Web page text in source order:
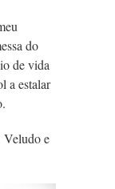
do
de vida
a estalar
Veludo e